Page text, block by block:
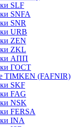
SLF
SNFA
SNR
URB
ZEN
ZKL
АПП
ГОСТ
ТІMKEN (FAFNIR)
SKF
FAG
NSK
FERSA
INA